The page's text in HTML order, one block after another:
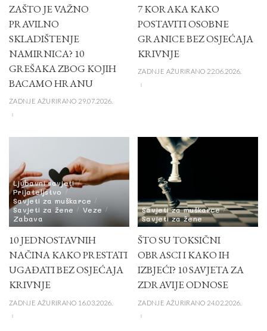
ZAŠTO JE VAŽNO
PRAVILNO
SKLADIŠTENJE
NAMIRNICA? 10
GREŠAKA ZBOG KOJIH
BACAMO HRANU
ZADNJE AŽURIRANO 29.07.2026.
7 KORAKA KAKO
POSTAVITI OSOBNE
GRANICE BEZ OSJEĆAJA
KRIVNJE
ZADNJE AŽURIRANO 22.06.2026.
Ljubavni savjeti
Prijateljstvo
Savjeti za muškarce
Savjeti za žene
Veze
Zabava
10 JEDNOSTAVNIH
NAČINA KAKO PRESTATI
UGAĐATI BEZ OSJEĆAJA
KRIVNJE
ZADNJE AŽURIRANO 16.03.2026.
Savjeti za muškarce
Savjeti za žene
ŠTO SU TOKSIČNI
OBRASCI I KAKO IH
IZBJEĆI? 10 SAVJETA ZA
ZDRAVIJE ODNOSE
ZADNJE AŽURIRANO 24.02.2026.